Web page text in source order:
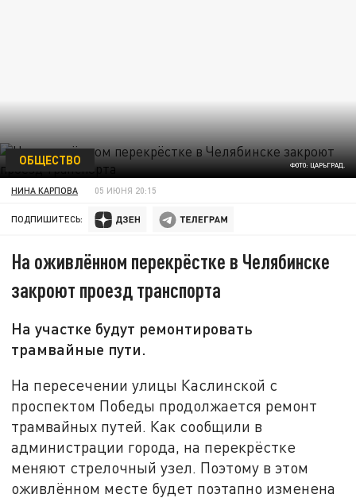
ФОТО: ЦАРЬГРАД.
ОБЩЕСТВО
НИНА КАРПОВА 05 ИЮНЯ 20:15
ПОДПИШИТЕСЬ:
На оживлённом перекрёстке в Челябинске
закроют проезд транспорта
На участке будут ремонтировать
трамвайные пути.
На пересечении улицы Каслинской с
проспектом Победы продолжается ремонт
трамвайных путей. Как сообщили в
администрации города, на перекрёстке
меняют стрелочный узел. Поэтому в этом
оживлённом месте будет поэтапно изменена